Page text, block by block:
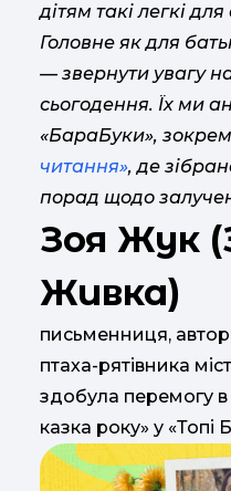
дітям такі легкі
Головне як для
— звернути увагу на
сьогодення. Їх ми
«БараБуки»,
читання», де
порад щодо
Зоя Жук
Живка)
письменниця,
птаха-рятівника
здобула перемогу в
казка року» у